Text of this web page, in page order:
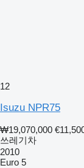
12
Isuzu NPR75
₩19,070,000
쓰레기차
2010
Euro 5